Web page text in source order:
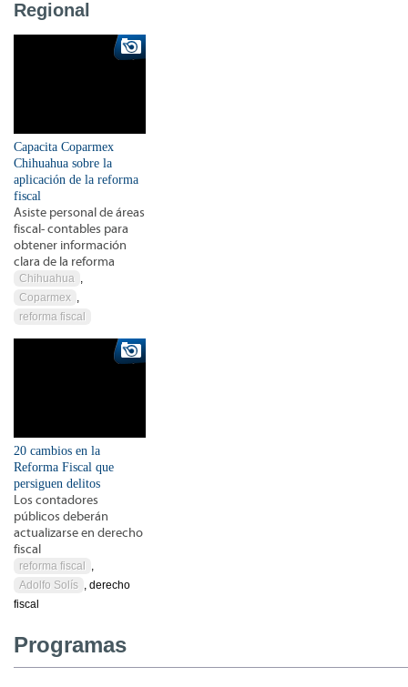
Regional
Capacita Coparmex
Chihuahua sobre la
aplicación de la reforma
fiscal
Asiste personal de áreas
fiscal- contables para
obtener información
clara de la reforma
Chihuahua ,
Coparmex ,
reforma fiscal
20 cambios en la
Reforma Fiscal que
persiguen delitos
Los contadores
públicos deberán
actualizarse en derecho
fiscal
reforma fiscal
,
Adolfo Solís , derecho
fiscal
Programas